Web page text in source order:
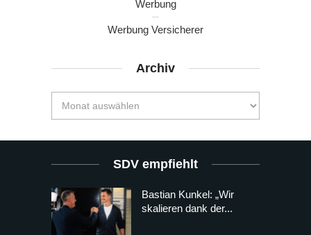
Werbung
Werbung Versicherer
Archiv
SDV empfiehlt
Bastian Kunkel: „Wir
skalieren dank der...